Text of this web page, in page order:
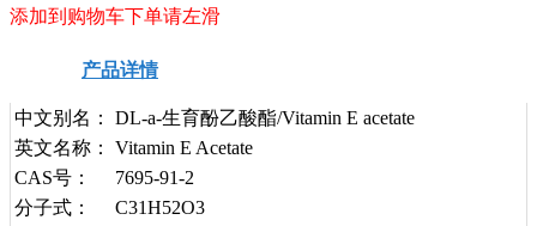
添加到购物车下单请左滑
产品详情
中文别名：
DL-a-生育酚乙酸酯/Vitamin E acetate
英文名称：
Vitamin E Acetate
CAS号：
7695-91-2
分子式：
C31H52O3